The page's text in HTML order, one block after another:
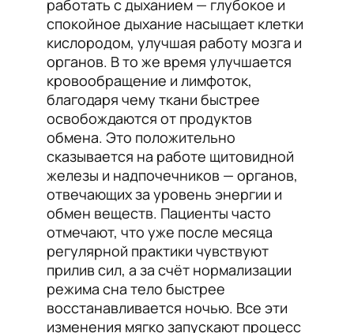
работать с дыханием — глубокое и
спокойное дыхание насыщает клетки
кислородом, улучшая работу мозга и
органов. В то же время улучшается
кровообращение и лимфоток,
благодаря чему ткани быстрее
освобождаются от продуктов
обмена. Это положительно
сказывается на работе щитовидной
железы и надпочечников — органов,
отвечающих за уровень энергии и
обмен веществ. Пациенты часто
отмечают, что уже после месяца
регулярной практики чувствуют
прилив сил, а за счёт нормализации
режима сна тело быстрее
восстанавливается ночью. Все эти
изменения мягко запускают процесс